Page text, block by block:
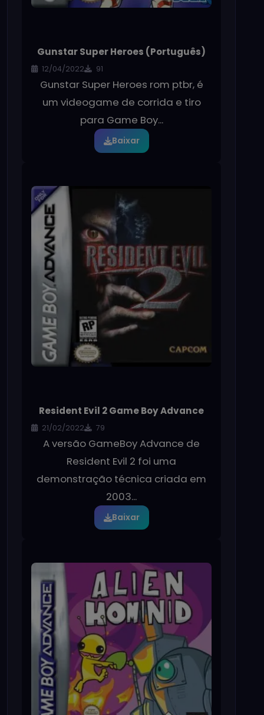
Gunstar Super Heroes (Português)
12/04/2022 91
Gunstar Super Heroes rom ptbr, é
um videogame de corrida e tiro
para Game Boy...
Baixar
Resident Evil 2 Game Boy Advance
21/02/2022 79
A versão GameBoy Advance de
Resident Evil 2 foi uma
demonstração técnica criada em
2003...
Baixar